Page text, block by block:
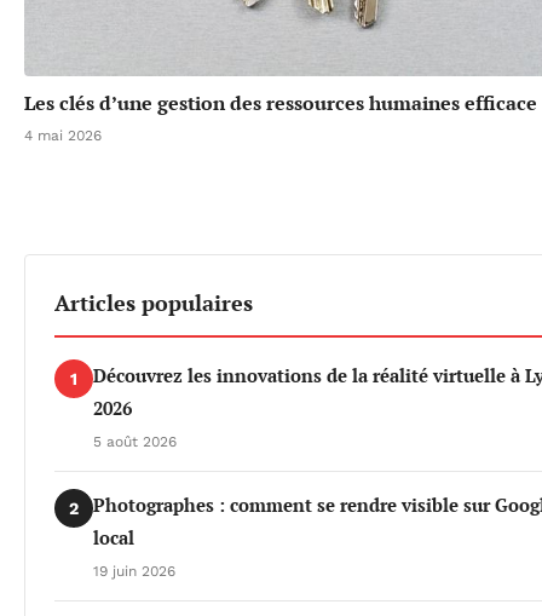
Les clés d’une gestion des ressources humaines efficace
4 mai 2026
Articles populaires
1
Découvrez les innovations de la réalité virtuelle à
2026
5 août 2026
2
Photographes : comment se rendre visible sur
local
19 juin 2026